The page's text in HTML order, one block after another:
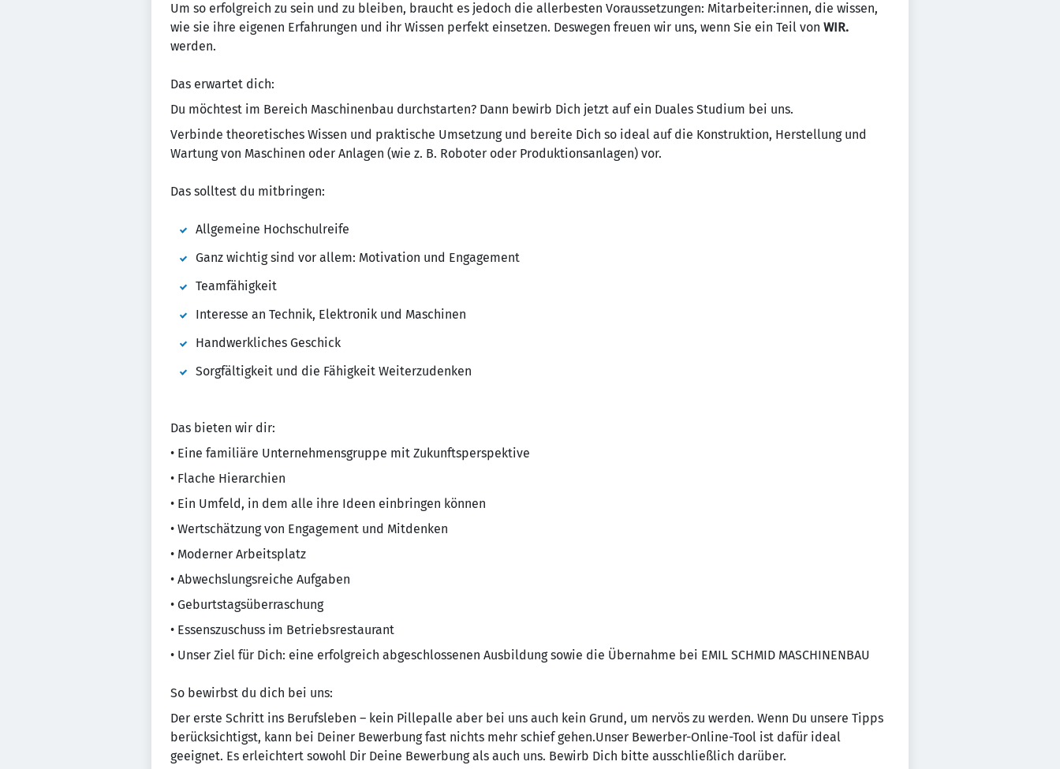
Um so erfolgreich zu sein und zu bleiben, braucht es jedoch die allerbesten Voraussetzungen: Mitarbeiter:innen, die wissen,
wie sie ihre eigenen Erfahrungen und ihr Wissen perfekt einsetzen. Deswegen freuen wir uns, wenn Sie ein Teil von WIR.
werden.
Das erwartet dich:
Du möchtest im Bereich Maschinenbau durchstarten? Dann bewirb Dich jetzt auf ein Duales Studium bei uns.
Verbinde theoretisches Wissen und praktische Umsetzung und bereite Dich so ideal auf die Konstruktion, Herstellung und
Wartung von Maschinen oder Anlagen (wie z. B. Roboter oder Produktionsanlagen) vor.
Das solltest du mitbringen:
Allgemeine Hochschulreife
Ganz wichtig sind vor allem: Motivation und Engagement
Teamfähigkeit
Interesse an Technik, Elektronik und Maschinen
Handwerkliches Geschick
Sorgfältigkeit und die Fähigkeit Weiterzudenken
Das bieten wir dir:
• Eine familiäre Unternehmensgruppe mit Zukunftsperspektive
• Flache Hierarchien
• Ein Umfeld, in dem alle ihre Ideen einbringen können
• Wertschätzung von Engagement und Mitdenken
• Moderner Arbeitsplatz
• Abwechslungsreiche Aufgaben
• Geburtstagsüberraschung
• Essenszuschuss im Betriebsrestaurant
• Unser Ziel für Dich: eine erfolgreich abgeschlossenen Ausbildung sowie die Übernahme bei EMIL SCHMID MASCHINENBAU
So bewirbst du dich bei uns:
Der erste Schritt ins Berufsleben – kein Pillepalle aber bei uns auch kein Grund, um nervös zu werden. Wenn Du unsere Tipps
berücksichtigst, kann bei Deiner Bewerbung fast nichts mehr schief gehen.Unser Bewerber-Online-Tool ist dafür ideal
geeignet. Es erleichtert sowohl Dir Deine Bewerbung als auch uns. Bewirb Dich bitte ausschließlich darüber.